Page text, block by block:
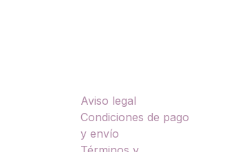
Aviso legal
Condiciones de pago
y envío